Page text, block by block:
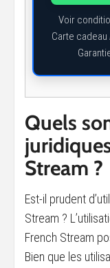
Voir
Carte
Quels
Stream ?
Est-il prudent
Stream ?
French Stream
Bien que les